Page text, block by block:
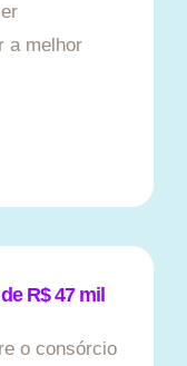
a melhor
R$ 47 mil
o consórcio